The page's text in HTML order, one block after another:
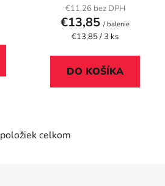
Safeline"
€11,26 bez DPH
€13,85 / balenie
Jednotková
€13,85 / 3 ks
DO KOŠÍKA
O
položiek celkom